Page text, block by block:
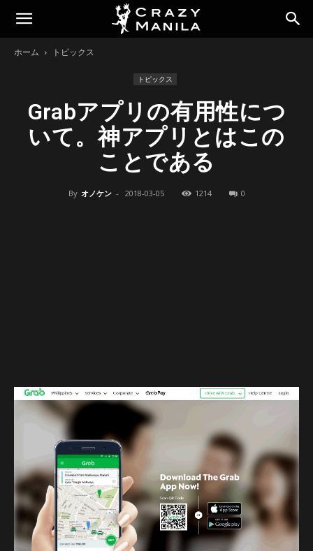
ホーム トピックス
トピックス
Grabアプリの有用性につ
いて。神アプリとはこの
ことである
By オノケン - 2018-03-05 1214 0